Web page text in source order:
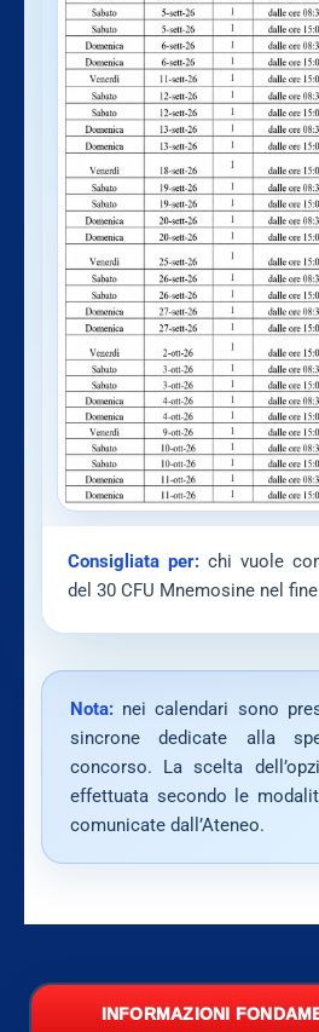
Consigliata per: chi vuole
del 30 CFU Mnemosine nel
Nota: nei calendari sono
sincrone dedicate alla
concorso. La scelta
effettuata secondo le
comunicate dall’Ateneo.
INFORMAZIONI